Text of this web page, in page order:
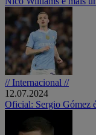
// Internacional //
12.07.2024
Oficial: Sergio Gómez